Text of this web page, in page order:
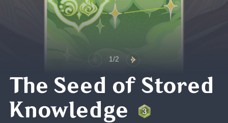
1/2
The Seed of Stored
Knowledge